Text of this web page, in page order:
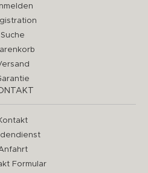
Suche
Formular